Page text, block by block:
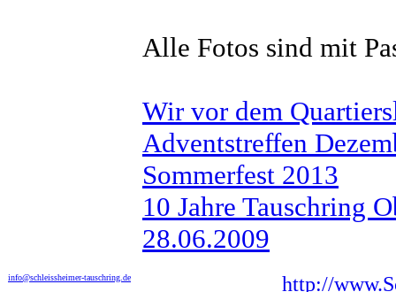
Alle Fotos sind mit
Wir vor dem
Adventstreffen
Sommerfest 2013
10 Jahre Tauschring
28.06.2009
info@schleissheimer-tauschring.de http://